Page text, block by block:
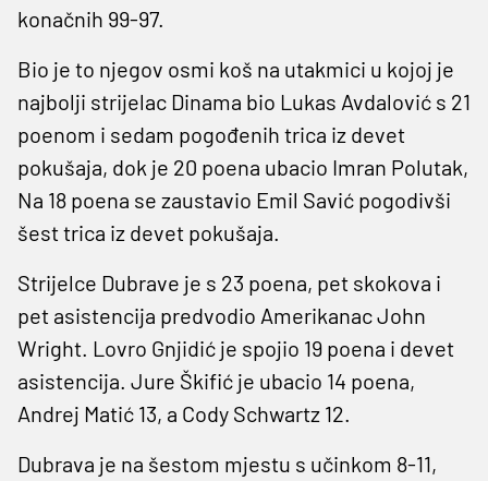
konačnih 99-97.
Bio je to njegov osmi koš na utakmici u kojoj je
najbolji strijelac Dinama bio Lukas Avdalović s 21
poenom i sedam pogođenih trica iz devet
pokušaja, dok je 20 poena ubacio Imran Polutak,
Na 18 poena se zaustavio Emil Savić pogodivši
šest trica iz devet pokušaja.
Strijelce Dubrave je s 23 poena, pet skokova i
pet asistencija predvodio Amerikanac John
Wright. Lovro Gnjidić je spojio 19 poena i devet
asistencija. Jure Škifić je ubacio 14 poena,
Andrej Matić 13, a Cody Schwartz 12.
Dubrava je na šestom mjestu s učinkom 8-11,